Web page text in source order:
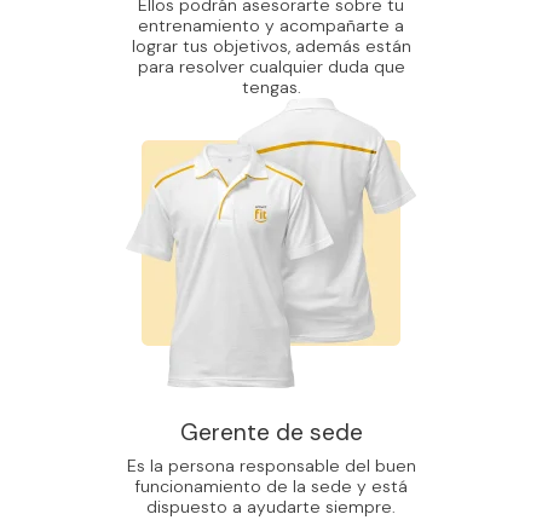
Ellos podrán asesorarte sobre tu
entrenamiento y acompañarte a
lograr tus objetivos, además están
para resolver cualquier duda que
tengas.
Gerente de sede
Es la persona responsable del buen
funcionamiento de la sede y está
dispuesto a ayudarte siempre.